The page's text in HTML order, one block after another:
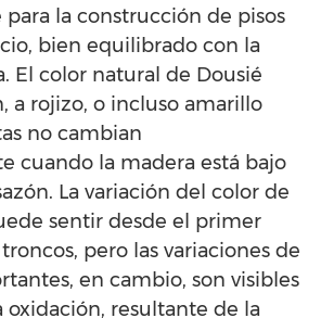
la construcción de pisos
bien equilibrado con la
El color natural de Dousié
a rojizo, o incluso amarillo
no cambian
cuando la madera está bajo
La variación del color de
sentir desde el primer
pero las variaciones de
en cambio, son visibles
oxidación, resultante de la